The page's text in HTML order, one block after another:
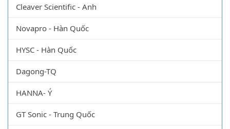
Cleaver Scientific - Anh
Novapro - Hàn Quốc
HYSC - Hàn Quốc
Dagong-TQ
HANNA- Ý
GT Sonic - Trung Quốc